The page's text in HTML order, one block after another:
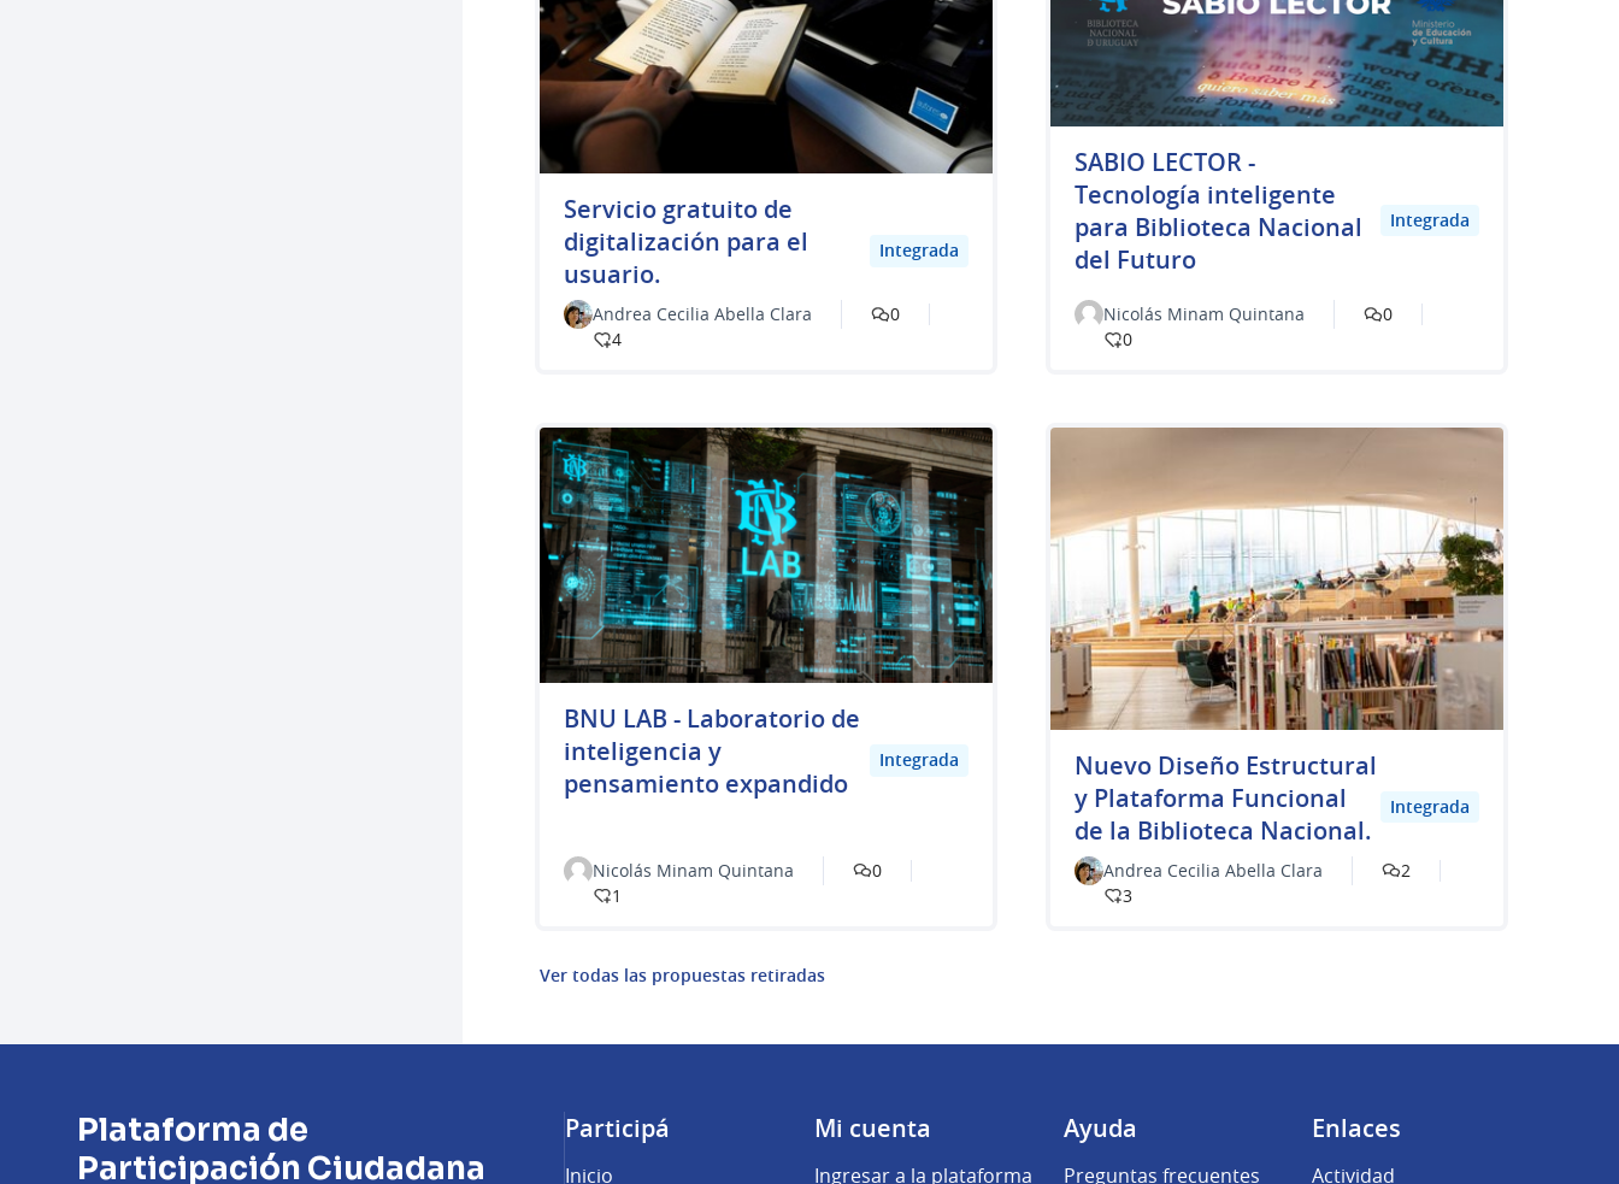
Servicio gratuito de
digitalización para el
usuario.
Integrada
Andrea Cecilia Abella Clara
0
4
SABIO LECTOR -
Tecnología inteligente
para Biblioteca Nacional
del Futuro
Integrada
Nicolás Minam Quintana
0
0
BNU LAB - Laboratorio de
inteligencia y
pensamiento expandido
Integrada
Nicolás Minam Quintana
0
1
Nuevo Diseño Estructural
y Plataforma Funcional
de la Biblioteca Nacional.
Integrada
Andrea Cecilia Abella Clara
2
3
Ver todas las propuestas retiradas
Plataforma de
Participación Ciudadana
Participá
Inicio
Mi cuenta
Ingresar a la plataforma
Ayuda
Preguntas frecuentes
Enlaces
Actividad